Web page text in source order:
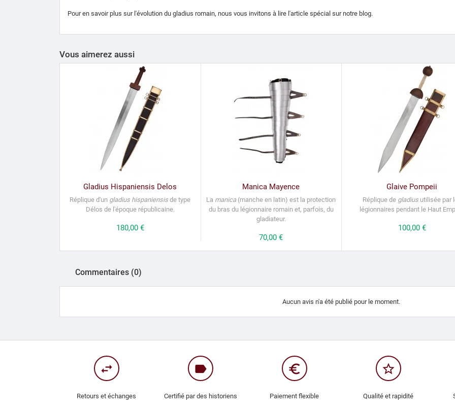
Pour en savoir plus sur l'évolution du gladius romain, nous vous invitons à lire l'article spécial sur notre blog.
Vous aimerez aussi
Gladius Hispaniensis Delos
Réplique d'un gladius hispaniensis de type
Délos de l'époque républicaine.
Prix
180,00 €
Manica Mayence
La manica(manche en latin) est la protection
du bras du légionnaire romain et, parfois, du
gladiateur.
Prix
70,00 €
Glaive Pompeii
Réplique de gladius utilisée par
légionnaires pendant le Haut
Prix
100,00 €
Commentaires (0)
Aucun avis n'a été publié pour le moment.
swap_horiz
Retours et échanges
label
Certifié par des historiens
euro_symbol
Paiement flexible
star_border
Qualité et rapidité